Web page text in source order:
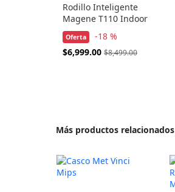
Rodillo Inteligente
Magene T110 Indoor
Oferta -18 %
Precio
$6,999.00 $8,499.00
Más productos relacionados